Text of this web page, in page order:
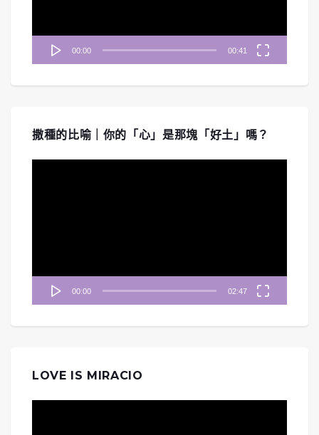
00:00 00:41
撒種的比喻｜你的「心」是那塊「好土」嗎？
00:00 02:47
LOVE IS MIRACIO